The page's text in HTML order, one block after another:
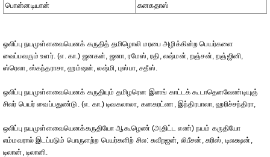
பொன்னடியான் கனகதாஸ்
ஒலிப்பு நயமுள்ளவையெனக் கருதித் தமிழொலி மரபை அழிக்கின்ற பெயர்களை
வைப்பவரும் உளர். (எ. கா.) ஜனகன், ஜனா, ரமேஸ், ரதி, லஷ்மன், றஞ்சன், றஞ்ஜினி,
ஸ்ரெலா, ஸ்கந்தராசா, ஹம்ஷன், லஷ்மி, புஸ்பா, சதீஸ்.
ஒலிப்பு நயமுள்ளவையெனக் கருதியும் தமிழரென இனங் காட்டக் கூடாதெனவேண்டியுஞ்
சிலர் பெயர் வைப்பதுண்டு. (எ. கா.) டிவகலாலா, கனகரட்ண, இந்திரபாலா, ஹரிச்சந்திரா,
ஒலிப்பு நயமுள்ளவையெனக்கருதியோ ஆகூழெண் (அதிட்ட எண்) நயம் கருதியோ
எம்மவரால் இடப்படும் பொருளற்ற பெயர்களிற் சில: சுவீறஜன், லிபீசன், கரிஸ், டிலக்ஷன்,
டிலான், டிலானி.